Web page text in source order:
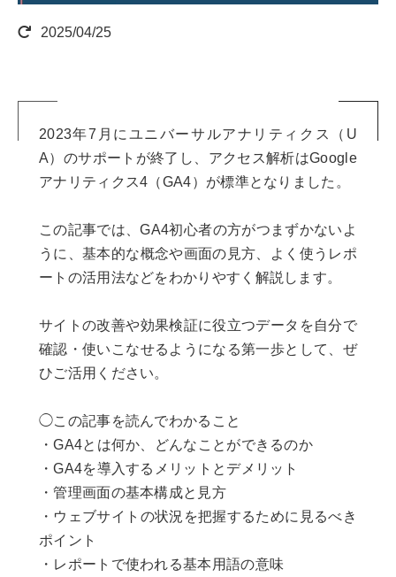
2025/04/25
2023年7月にユニバーサルアナリティクス（U
A）のサポートが終了し、アクセス解析はGoogle
アナリティクス4（GA4）が標準となりました。
この記事では、GA4初心者の方がつまずかないよ
うに、基本的な概念や画面の見方、よく使うレポ
ートの活用法などをわかりやすく解説します。
サイトの改善や効果検証に役立つデータを自分で
確認・使いこなせるようになる第一歩として、ぜ
ひご活用ください。
◯この記事を読んでわかること
・GA4とは何か、どんなことができるのか
・GA4を導入するメリットとデメリット
・管理画面の基本構成と見方
・ウェブサイトの状況を把握するために見るべき
ポイント
・レポートで使われる基本用語の意味